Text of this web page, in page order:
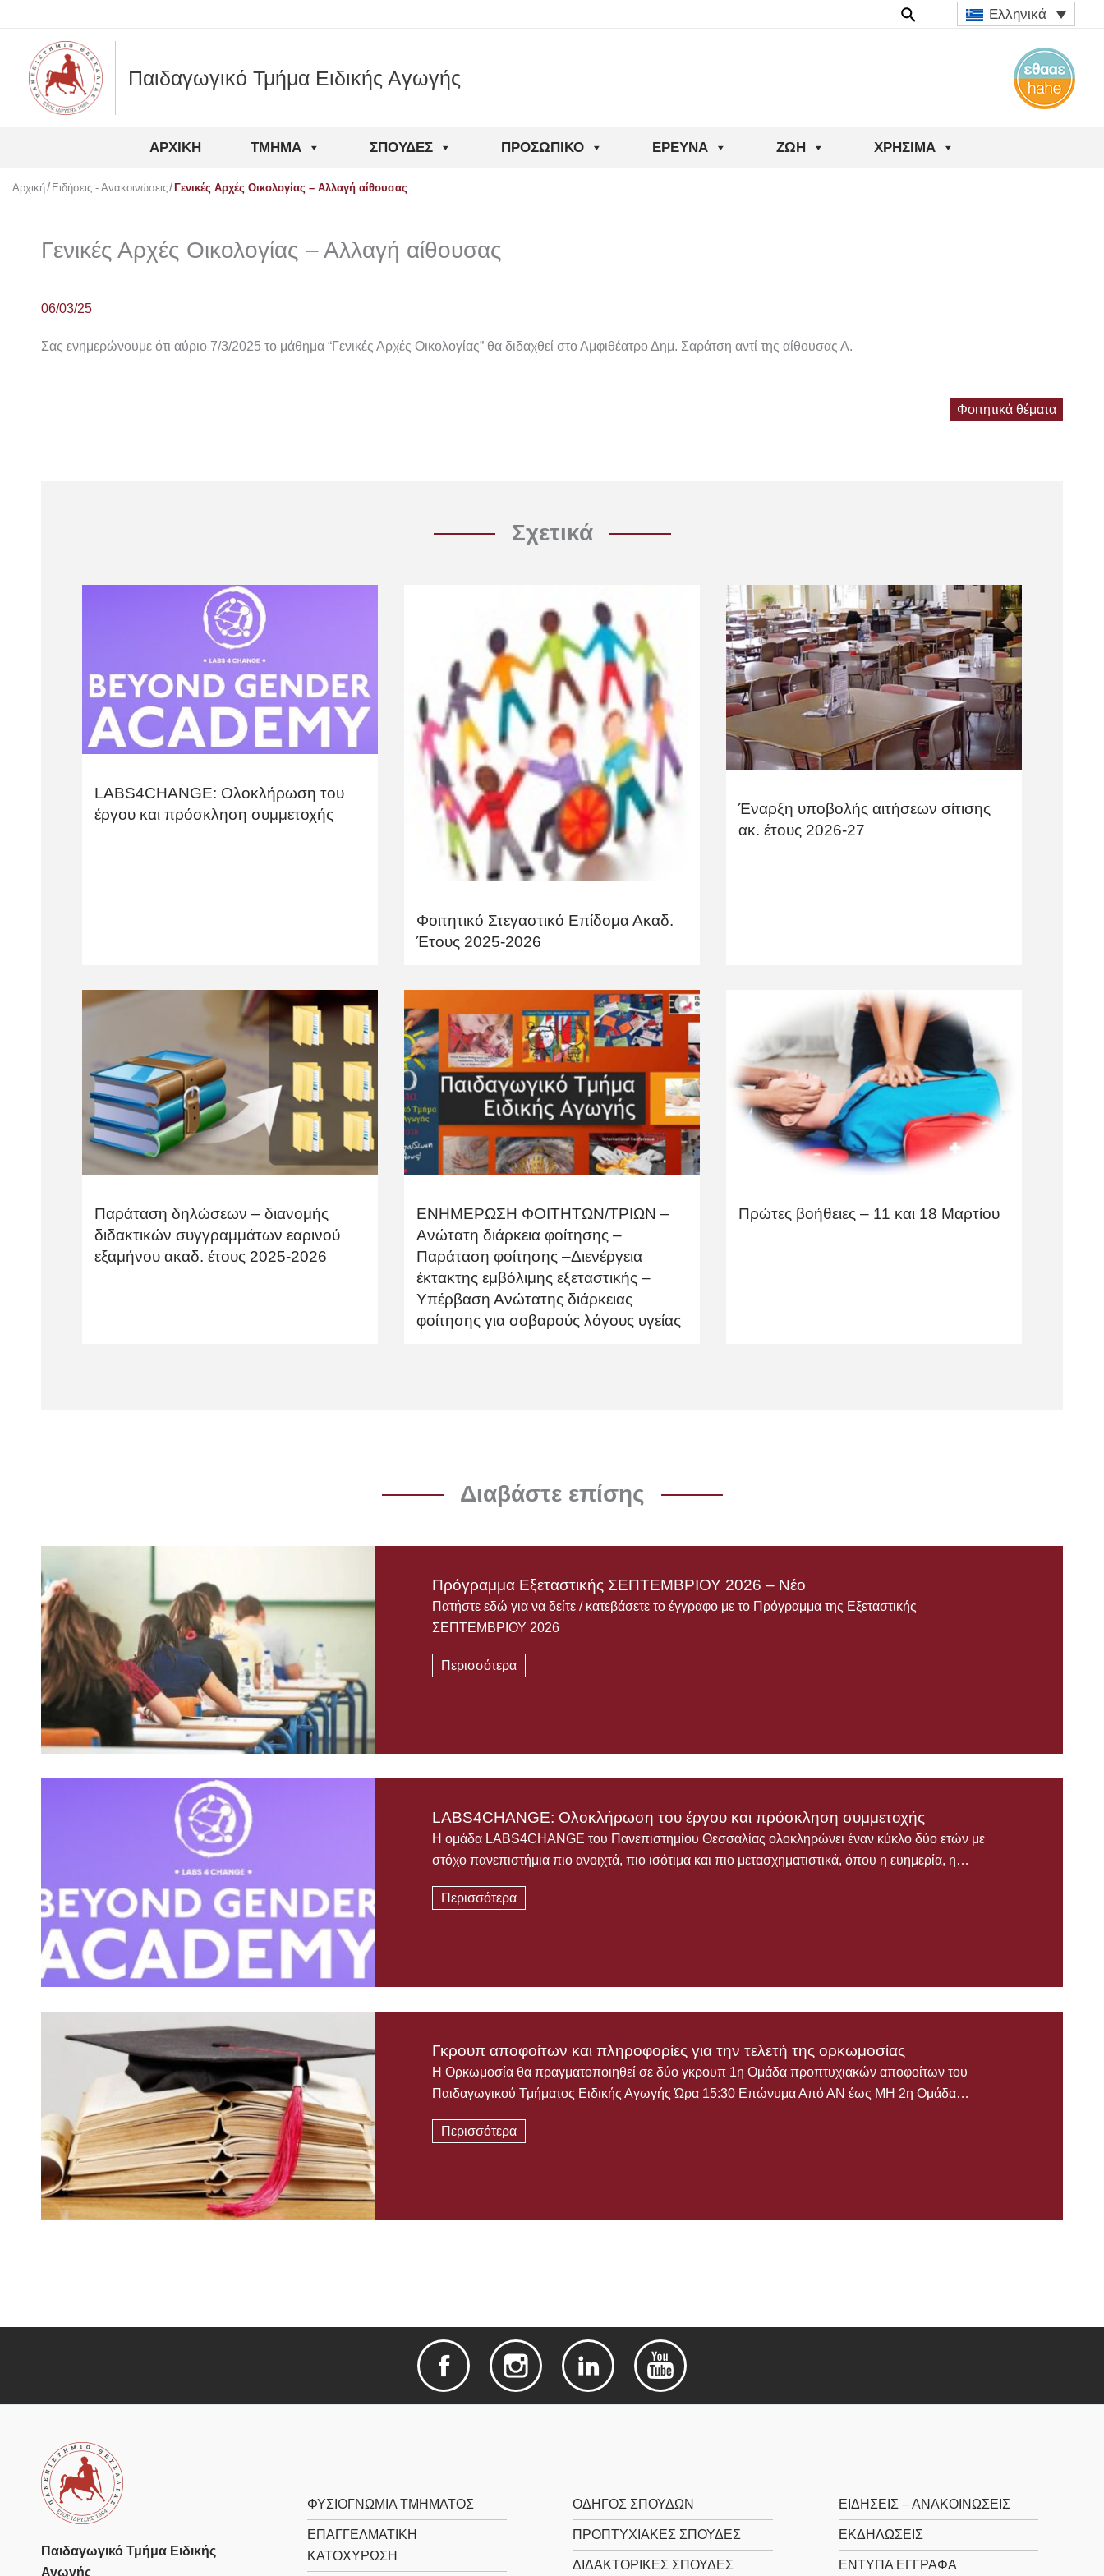
περιεχόμενο
Ελληνικά
Παιδαγωγικό Τμήμα Ειδικής Αγωγής
ΑΡΧΙΚΉ ΤΜΉΜΑ ΣΠΟΥΔΈΣ ΠΡΟΣΩΠΙΚΌ ΈΡΕΥΝΑ ΖΩΉ ΧΡΉΣΙΜΑ
Αρχική Ειδήσεις - Ανακοινώσεις Γενικές Αρχές Οικολογίας – Αλλαγή αίθουσας
Γενικές Αρχές Οικολογίας – Αλλαγή αίθουσας
06/03/25
Σας ενημερώνουμε ότι αύριο 7/3/2025 το μάθημα “Γενικές Αρχές Οικολογίας” θα διδαχθεί στο Αμφιθέατρο Δημ. Σαράτση αντί της αίθουσας Α.
Φοιτητικά θέματα
Σχετικά
LABS4CHANGE: Ολοκλήρωση του
έργου και πρόσκληση συμμετοχής
Φοιτητικό Στεγαστικό Επίδομα Ακαδ.
Έτους 2025-2026
Έναρξη υποβολής αιτήσεων σίτισης
ακ. έτους 2026-27
Παράταση δηλώσεων – διανομής
διδακτικών συγγραμμάτων εαρινού
εξαμήνου ακαδ. έτους 2025-2026
ΕΝΗΜΕΡΩΣΗ ΦΟΙΤΗΤΩΝ/ΤΡΙΩΝ –
Ανώτατη διάρκεια φοίτησης –
Παράταση φοίτησης –Διενέργεια
έκτακτης εμβόλιμης εξεταστικής –
Υπέρβαση Ανώτατης διάρκειας
φοίτησης για σοβαρούς λόγους υγείας
Πρώτες βοήθειες – 11 και 18 Μαρτίου
Διαβάστε επίσης
Πρόγραμμα Εξεταστικής ΣΕΠΤΕΜΒΡΙΟΥ 2026 – Νέο
Πατήστε εδώ για να δείτε / κατεβάσετε το έγγραφο με το Πρόγραμμα της Εξεταστικής
ΣΕΠΤΕΜΒΡΙΟΥ 2026
Περισσότερα
LABS4CHANGE: Ολοκλήρωση του έργου και πρόσκληση συμμετοχής
Η ομάδα LABS4CHANGE του Πανεπιστημίου Θεσσαλίας ολοκληρώνει έναν κύκλο δύο ετών με
στόχο πανεπιστήμια πιο ανοιχτά, πιο ισότιμα και πιο μετασχηματιστικά, όπου η ευημερία, η…
Περισσότερα
Γκρουπ αποφοίτων και πληροφορίες για την τελετή της ορκωμοσίας
Η Ορκωμοσία θα πραγματοποιηθεί σε δύο γκρουπ 1η Ομάδα προπτυχιακών αποφοίτων του
Παιδαγωγικού Τμήματος Ειδικής Αγωγής Ώρα 15:30 Επώνυμα Από ΑΝ έως ΜΗ 2η Ομάδα…
Περισσότερα
Παιδαγωγικό Τμήμα Ειδικής
Αγωγής
ΦΥΣΙΟΓΝΩΜΊΑ ΤΜΉΜΑΤΟΣ
ΕΠΑΓΓΕΛΜΑΤΙΚΉ
ΚΑΤΟΧΎΡΩΣΗ
ΟΔΗΓΌΣ ΣΠΟΥΔΏΝ
ΠΡΟΠΤΥΧΙΑΚΈΣ ΣΠΟΥΔΈΣ
ΔΙΔΑΚΤΟΡΙΚΈΣ ΣΠΟΥΔΈΣ
ΕΙΔΉΣΕΙΣ – ΑΝΑΚΟΙΝΏΣΕΙΣ
ΕΚΔΗΛΏΣΕΙΣ
ΈΝΤΥΠΑ ΈΓΓΡΑΦΑ